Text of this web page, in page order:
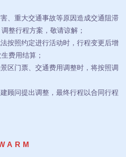
、重大交通事故等原因造成交通阻滞
整行程方案，敬请谅解；
按照约定进行活动时，行程变更后增
费用结算；
区门票、交通费用调整时，将按照调
顾问提出调整，最终行程以合同行程